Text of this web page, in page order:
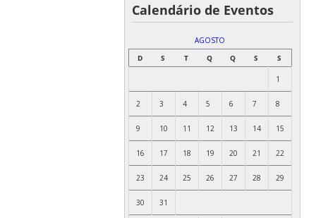
Calendário de Eventos
AGOSTO
D
S T Q Q S S
1
2 3 4 5 6 7 8
9 10 11 12 13 14 15
16 17 18 19 20 21 22
23 24 25 26 27 28 29
30 31